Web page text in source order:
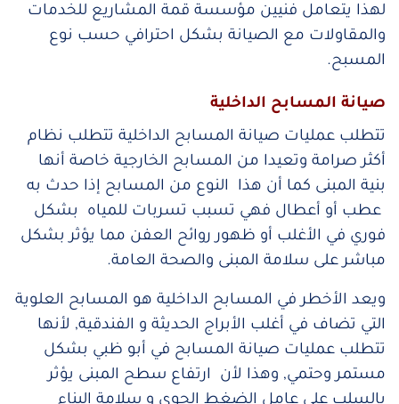
لهذا يتعامل فنيين مؤسسة قمة المشاريع للخدمات
والمقاولات مع الصيانة بشكل احترافي حسب نوع
المسبح.
صيانة المسابح الداخلية
تتطلب عمليات صيانة المسابح الداخلية تتطلب نظام
أكثر صرامة وتعيدا من المسابح الخارجية خاصة أنها
بنية المبنى كما أن هذا النوع من المسابح إذا حدث به
عطب أو أعطال فهي تسبب تسربات للمياه بشكل
فوري في الأغلب أو ظهور روائح العفن مما يؤثر بشكل
مباشر على سلامة المبنى والصحة العامة.
ويعد الأخطر في المسابح الداخلية هو المسابح العلوية
التي تضاف في أغلب الأبراج الحديثة و الفندقية, لأنها
تتطلب عمليات صيانة المسابح في أبو ظبي بشكل
مستمر وحتمي, وهذا لأن ارتفاع سطح المبنى يؤثر